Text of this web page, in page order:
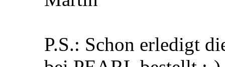
P.S.: Schon erledigt